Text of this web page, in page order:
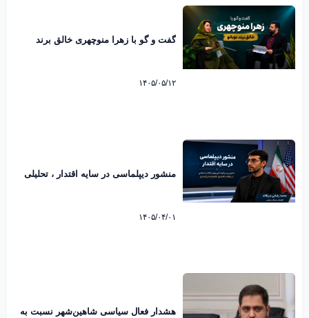
گفت و گو با زهرا منوچهری خالق برند
۱۴۰۵/۰۵/۱۲
منشور دیپلماسی در سایه اقتدار ، تحلیلی
میرقائد کارشناس مسائل سیاسی
۱۴۰۵/۰۴/۰۱
هشدار فعال سیاسی شاهین‌شهر نسبت به